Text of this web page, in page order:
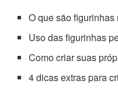
O que são figurinhas
Uso das figurinhas
Como criar suas
4 dicas extras para